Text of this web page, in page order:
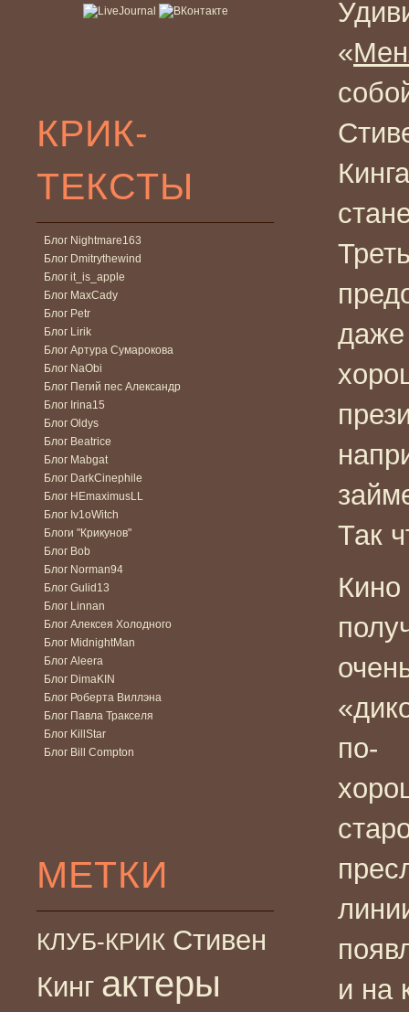
КРИК-
ТЕКСТЫ
Блог Nightmare163
Блог Dmitrythewind
Блог it_is_apple
Блог MaxCady
Блог Petr
Блог Lirik
Блог Артура Сумарокова
Блог NaObi
Блог Пегий пес Александр
Блог Irina15
Блог Oldys
Блог Beatrice
Блог Mabgat
Блог DarkCinephile
Блог HEmaximusLL
Блог Iv1oWitch
Блоги "Крикунов"
Блог Bob
Блог Norman94
Блог Gulid13
Блог Linnan
Блог Алексея Холодного
Блог MidnightMan
Блог Aleera
Блог DimaKIN
Блог Роберта Виллэна
Блог Павла Тракселя
Блог KillStar
Блог Bill Compton
МЕТКИ
КЛУБ-КРИК Стивен
Кинг актеры
«
даже
Так
Кино
по-
и на